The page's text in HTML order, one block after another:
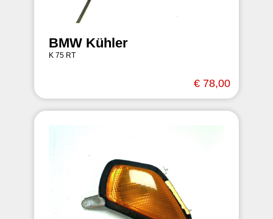
BMW Kühler
K 75 RT
€ 78,00